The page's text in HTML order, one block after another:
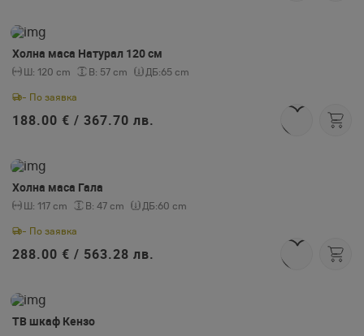
Холна маса Натурал 120 см
Ш: 120 cm В: 57 cm ДБ:65 cm
- По заявка
188.00 € / 367.70 лв.
Холна маса Гала
Ш: 117 cm В: 47 cm ДБ:60 cm
- По заявка
288.00 € / 563.28 лв.
ТВ шкаф Кензо